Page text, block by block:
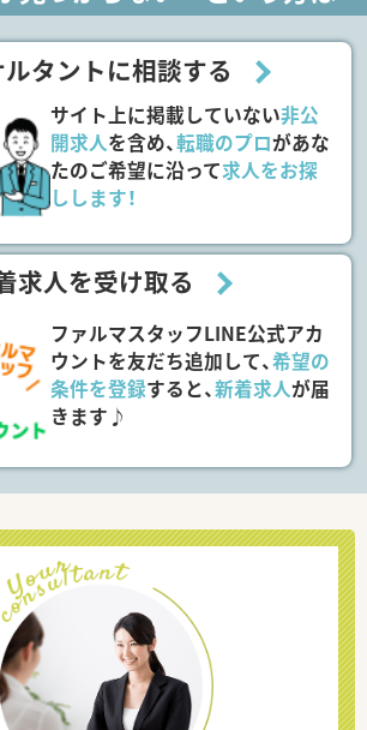
タントに相談する
サイト上に掲載していない非公
開求人を含め、転職のプロがあな
たのご希望に沿って求人をお探
しします！
求人を受け取る
ファルマスタッフLINE公式アカ
ウントを友だち追加して、希望の
条件を登録すると、新着求人が届
きます♪